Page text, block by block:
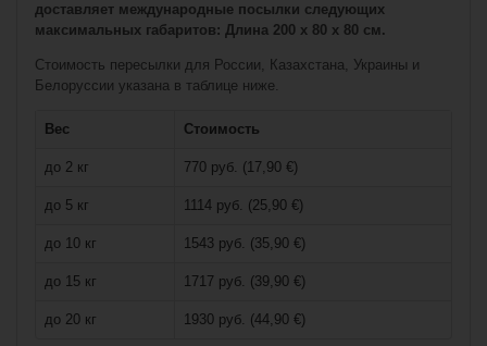
€55,90*
Ворота Bauer
доставляет международные посылки следующих
максимальных габаритов: Длина 200 x 80 x 80 см.
Стоимость пересылки для России, Казахстана, Украины и
Белоруссии указана в таблице ниже.
Вес Стоимость
до 2 кг 770 руб. (17,90 €)
до 5 кг 1114 руб. (25,90 €)
до 10 кг 1543 руб. (35,90 €)
до 15 кг 1717 руб. (39,90 €)
до 20 кг 1930 руб. (44,90 €)